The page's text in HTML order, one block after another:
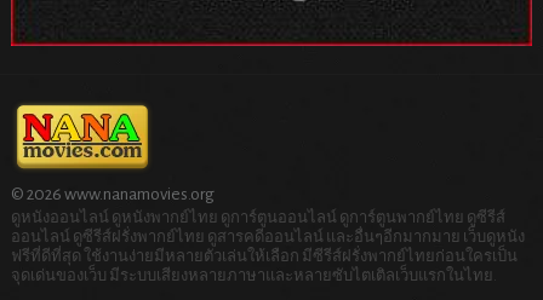
© 2026 www.nanamovies.org
ดูหนังออนไลน์ ดูหนังพากย์ไทย ดูการ์ตูนออนไลน์ ดูการ์ตูนพากย์ไทย ดูซีรีส์
ออนไลน์ ดูซีรีส์ฝรั่งพากย์ไทย ดูสารคดีออนไลน์ และอื่นๆอีกมากมาย เว็บดูหนัง
ฟรีที่ดีที่สุด ใช้งานง่ายมีหลายตัวเล่นให้เลือก มีซีรีส์ฝรั่งพากย์ไทยก่อนใครเป็น
จุดเด่นของเว็บ มีระบบเสียงหลายภาษาและหลายซับไตเติลเว็บแรกในไทย.